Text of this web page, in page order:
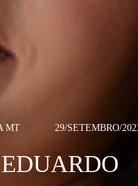
MT 29/SETEMBRO/